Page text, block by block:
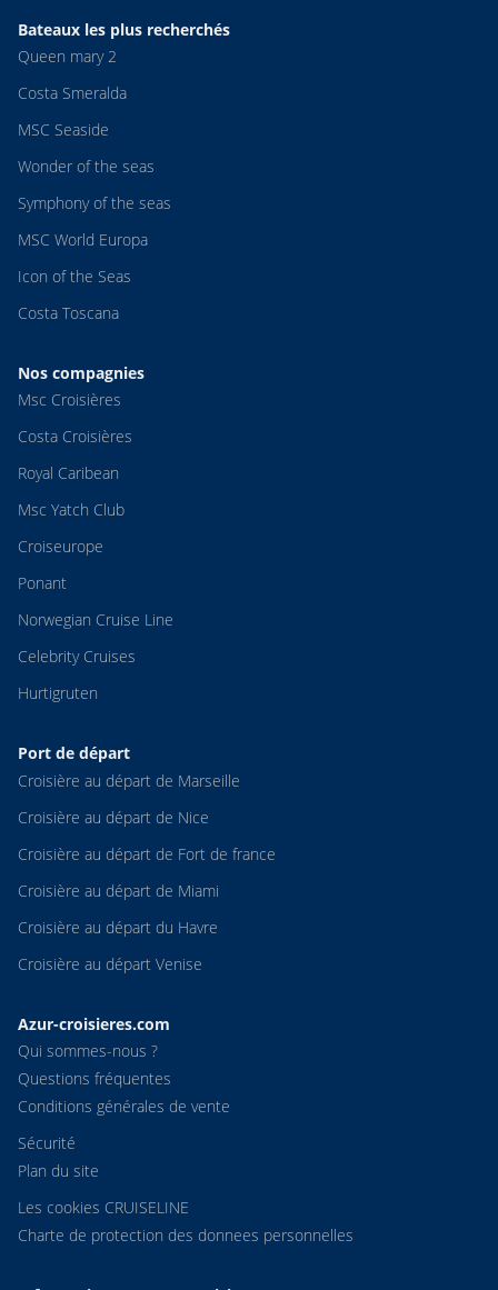
Bateaux les plus recherchés
Queen mary 2
Costa Smeralda
MSC Seaside
Wonder of the seas
Symphony of the seas
MSC World Europa
Icon of the Seas
Costa Toscana
Nos compagnies
Msc Croisières
Costa Croisières
Royal Caribean
Msc Yatch Club
Croiseurope
Ponant
Norwegian Cruise Line
Celebrity Cruises
Hurtigruten
Port de départ
Croisière au départ de Marseille
Croisière au départ de Nice
Croisière au départ de Fort de france
Croisière au départ de Miami
Croisière au départ du Havre
Croisière au départ Venise
Azur-croisieres.com
Qui sommes-nous ?
Questions fréquentes
Conditions générales de vente
Sécurité
Plan du site
Les cookies CRUISELINE
Charte de protection des donnees personnelles